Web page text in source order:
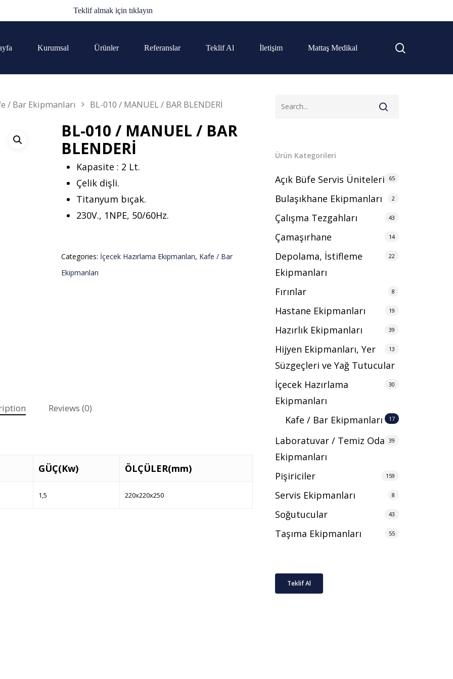
Teklif almak için tıklayın
Kurumsal Ürünler Referanslar Teklif Al İletişim Mattaş Medikal
/ Bar Ekipmanları BL-010 / MANUEL / BAR BLENDERİ
BL-010 / MANUEL / BAR
BLENDERİ
Kapasite : 2 Lt.
Çelik dişli.
Titanyum bıçak.
230V., 1NPE, 50/60Hz.
Categories: İçecek Hazırlama Ekipmanları, Kafe / Bar
Ekipmanları
Reviews (0)
GÜÇ(Kw) ÖLÇÜLER(mm)
1,5 220x220x250
Ürün Kategorileri
Açık Büfe Servis Üniteleri 65
Bulaşıkhane Ekipmanları 2
Çalışma Tezgahları 43
Çamaşırhane 14
Depolama, İstifleme
Ekipmanları
22
Fırınlar 8
Hastane Ekipmanları 19
Hazırlık Ekipmanları 39
Hijyen Ekipmanları, Yer
Süzgeçleri ve Yağ Tutucular
13
İçecek Hazırlama
Ekipmanları
30
Kafe / Bar Ekipmanları 17
Laboratuvar / Temiz Oda
Ekipmanları
39
Pişiriciler 159
Servis Ekipmanları 8
Soğutucular 43
Taşıma Ekipmanları 55
Teklif Al